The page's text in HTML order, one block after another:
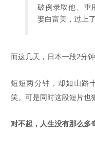
破例录取他、重
娶白富美，过上
而这几天，日本一段2分
短短两分钟，却如山路
笑。可是同时这段短片也
对不起，人生没有那么多